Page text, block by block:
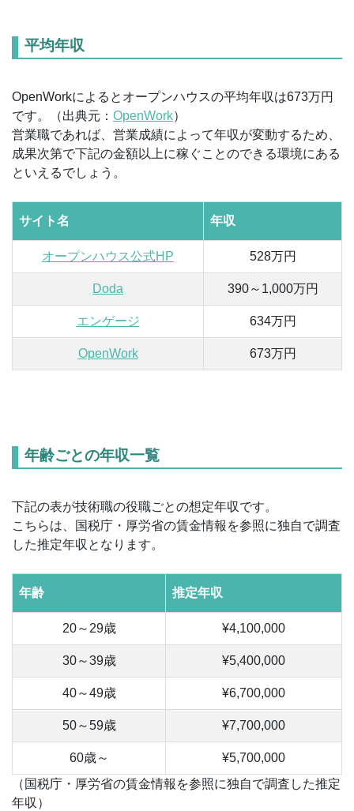
平均年収
OpenWorkによるとオープンハウスの平均年収は673万円
です。（出典元： OpenWork）
営業職であれば、営業成績によって年収が変動するため、
成果次第で下記の金額以上に稼ぐことのできる環境にある
といえるでしょう。
サイト名 年収
オープンハウス公式HP 528万円
Doda 390～1,000万円
エンゲージ 634万円
OpenWork 673万円
年齢ごとの年収一覧
下記の表が技術職の役職ごとの想定年収です。
こちらは、国税庁・厚労省の賃金情報を参照に独自で調査
した推定年収となります。
年齢 推定年収
20～29歳 ¥4,100,000
30～39歳 ¥5,400,000
40～49歳 ¥6,700,000
50～59歳 ¥7,700,000
60歳～
¥5,700,000
（国税庁・厚労省の賃金情報を参照に独自で調査した推定
年収）